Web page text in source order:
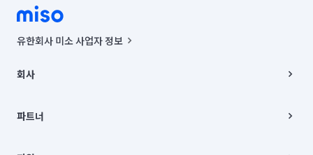
유한회사 미소 사업자 정보
00019 |
주소 | 본사: 서울특별시 종로구 율곡로 6(중학동, 트윈트리빌딩) B동 5층
컨택센터 : 서울특별시 종로구 수송동 율곡로 24, 7층, 8층 미소
회사
채용
파트너